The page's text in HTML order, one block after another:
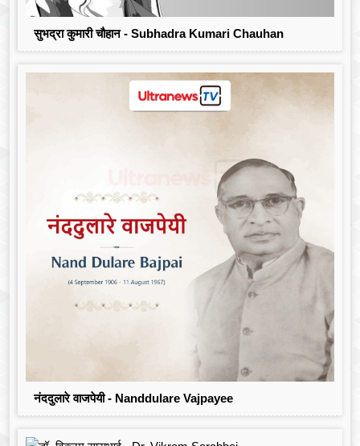
सुभद्रा कुमारी चौहान - Subhadra Kumari Chauhan
नंददुलारे वाजपेयी - Nanddulare Vajpayee